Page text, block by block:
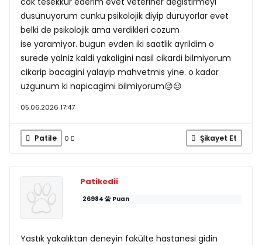
dusunuyorum cunku psikolojik diyip duruyorlar evet
belki de psikolojik ama verdikleri cozum
ise yaramiyor. bugun evden iki saatlik ayrildim o
surede yalniz kaldi yakaligini nasil cikardi bilmiyorum
cikarip bacagini yalayip mahvetmis yine. o kadar
uzgunum ki napicagimi bilmiyorum😔😔
05.06.2026 17:47
Patile 0 Şikayet Et
Patikedii
26984 Puan
Yastık yakalıktan deneyin fakülte hastanesi gidin